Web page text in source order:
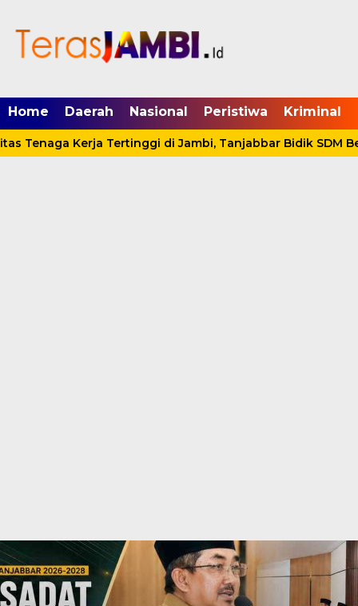
Home Daerah Nasional Peristiwa Kriminal
Tenaga Kerja Tertinggi di Jambi, Tanjabbar Bidik SDM